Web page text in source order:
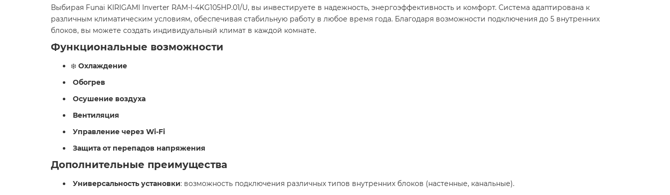
Выбирая Funai KIRIGAMI Inverter RAM-I-4KG105HP.01/U, вы инвестируете в надежность, энергоэффективность и комфорт. Система адаптирована к
различным климатическим условиям, обеспечивая стабильную работу в любое время года. Благодаря возможности подключения до 5 внутренних
блоков, вы можете создать индивидуальный климат в каждой комнате.​
Функциональные возможности
❄️ Охлаждение
Обогрев
Осушение воздуха
Вентиляция
Управление через Wi-Fi
Защита от перепадов напряжения
Дополнительные преимущества
Универсальность установки: возможность подключения различных типов внутренних блоков (настенные, канальные).​